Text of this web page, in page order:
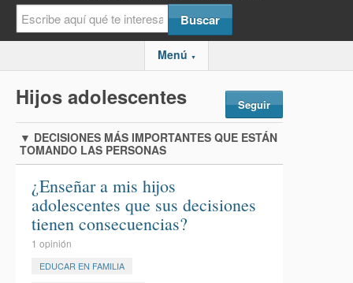
Menú ▼
Hijos adolescentes Seguir
▼ DECISIONES MÁS IMPORTANTES QUE ESTÁN
TOMANDO LAS PERSONAS
¿Enseñar a mis hijos
adolescentes que sus decisiones
tienen consecuencias?
1 opinión
EDUCAR EN FAMILIA